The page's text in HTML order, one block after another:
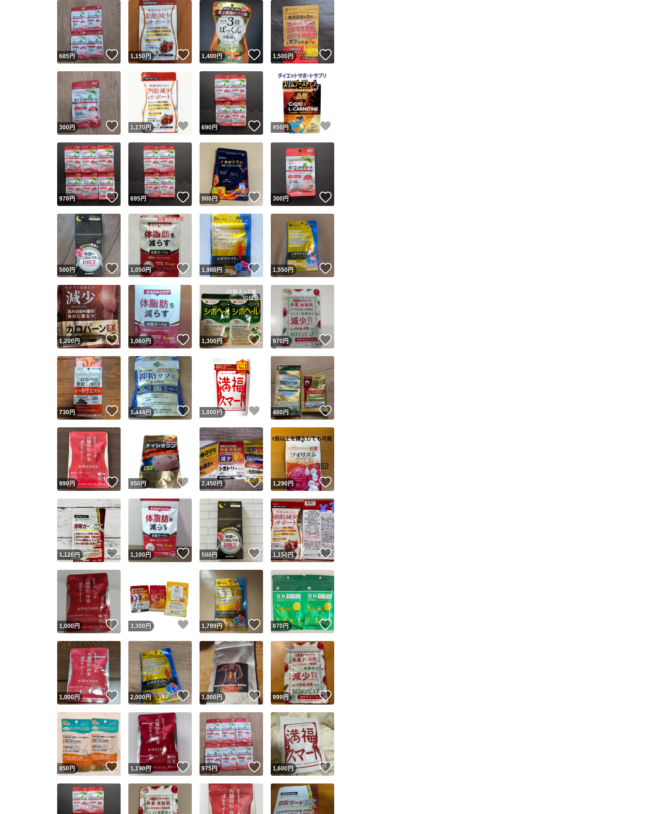
ユーザーの実績について
Yahoo!フリマが定めた一定の基準を満たしたユーザーにバッジを付与しています
安心取引出品者
安心取引出品者 Yahoo!フリマの基準をクリアした安心・安全なユーザーです
取引実績
取引実績◯+ このユーザーはYahoo!フリマの取引を完了させた実績があります
他フリマ実績◯+ このユーザーは他フリマサービスでの取引実績があります
スピード&安心発送
※このバッジは実績に基づく表示であり、発送を保証しているものではありません
スピード＆安心発送
このユーザーは高頻度で24時間以内＆設定した発送日数内に発送してい
ます
スピード発送 このユーザーは高頻度で24時間以内に発送しています
安心発送 このユーザーは設定した発送日数内に発送しています
この商品の情報をコピーします
商品画像の無断転載は禁止されています
コピーは1商品につき1回です
出品ページへ
キャンセル
685円 いいね！
1,150円 いいね！
1,400円 いいね！
1,500円
300円 いいね！
1,170円 いいね！
690円 いいね！
950 円
970円 いいね！
695円 いいね！
900円 いいね！
300円 いいね！
500円 いいね！
1,050円 いいね！
1,980円 いいね！
1,550円
1,200円 いいね！
1,060円 いいね！
1,300円 いいね！
970円
730円 いいね！
1,444円 いいね！
1,000 円 いいね！
400円
990円 いいね！
950円 いいね！
2,450円 いいね！
1,290円 いいね！
1,120円 いいね！
1,100円 いいね！
500円 いいね！
1,150円 いいね！
1,000円 いいね！
3,300 円 いいね！
1,799円 いいね！
870円
1,000円 いいね！
2,000円 いいね！
1,000円 いいね！
999円
850円 いいね！
1,190円 いいね！
975円 いいね！
1,600円 いいね！